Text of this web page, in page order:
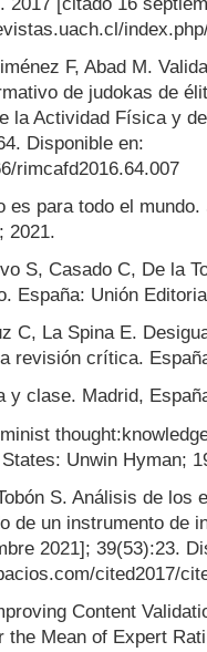
F, Abad M.
de judokas de
la Actividad Física y
Disponible en:
rimcafd2016.64.007
es para todo el
2021.
S, Casado C, De la
España: Unión
C, La Spina E.
revisión crítica.
y clase. Madrid,
Unwin Hyman;
S. Análisis de los
de un instrumento de
2021]; 39(53):23.
cited2017/
Content
the Mean of Expert